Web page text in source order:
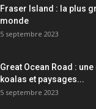
Fraser Island : la plus
monde
5 septembre 2023
Great Ocean Road :
koalas et paysages...
5 septembre 2023